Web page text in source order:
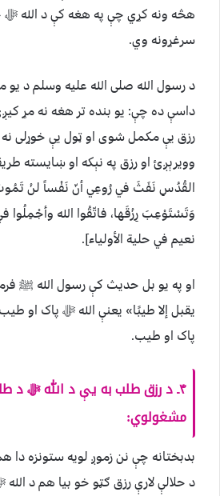
هڅه ونه کړي چې په هغه کې د الله ﷻ
سرغړونه وي.
د رسول الله صلی الله علیه وسلم د
داسې ده چې: یو بنده تر هغه نه مړ
رزق یې مکمل شوی او ټول یې خوړلی نه
وویرېږئ او رزق په نېکه او ښایسته
القُدُسِ نَفَثَ في رُوعِي أنّ نَفْساً لنْ
وَتَسْتَوْعِبَ رِزْقَها، فاتّقُوا الله وأجْمِلُوا
نعيم في حلية الأولياء].
او په یو بل حديث کې رسول الله ﷺ
يقبل إلا طيبًا» يعنې الله ﷻ پاک او
پاک او طیب‎.
۴ـ د رزق طلب به یې د الله ﷻ د
مشغولوي:
بدبختانه چې نن زموږ لویه ستونزه
د حلالې لارې رزق ګټو خو بیا هم د